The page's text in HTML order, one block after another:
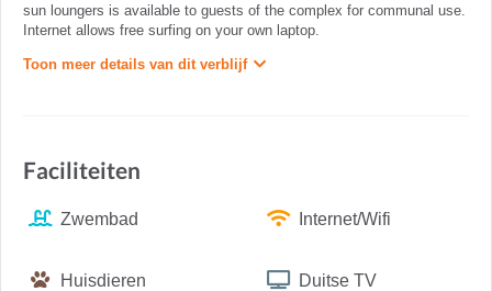
sun loungers is available to guests of the complex for communal use.
Internet allows free surfing on your own laptop.
Toon meer details van dit verblijf
Faciliteiten
Zwembad Internet/Wifi
Huisdieren
Duitse TV